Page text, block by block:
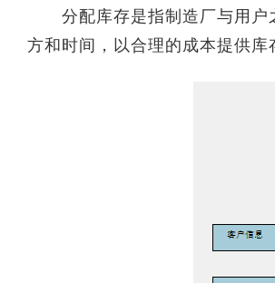
分配库存是指制造厂与用户
方和时间，以合理的成本提供库